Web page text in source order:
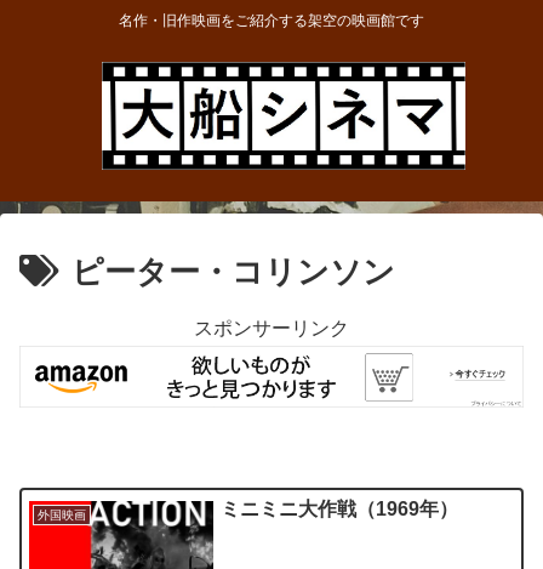
名作・旧作映画をご紹介する架空の映画館です
ピーター・コリンソン
スポンサーリンク
外国映画 ミニミニ大作戦（1969年）